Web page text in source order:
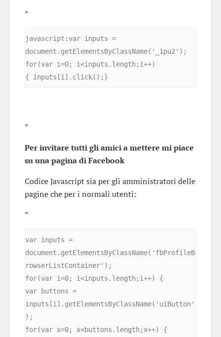
”
javascript:var inputs =
document.getElementsByClassName('_1pu2');
for(var i=0; i<inputs.length;i++)
{ inputs[i].click();}
”
Per invitare tutti gli amici a mettere mi piace
su una pagina di Facebook
Codice Javascript sia per gli amministratori delle
pagine che per i normali utenti:
”
var inputs =
document.getElementsByClassName('fbProfileB
rowserListContainer');
for(var i=0; i<inputs.length;i++) {
var buttons =
inputs[i].getElementsByClassName('uiButton'
);
for(var x=0; x<buttons.length;x++) {